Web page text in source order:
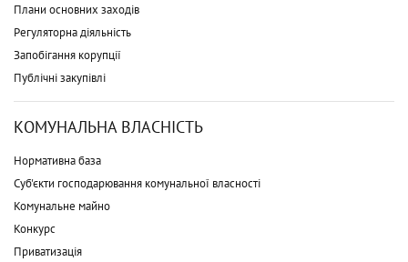
Плани основних заходів
Регуляторна діяльність
Запобігання корупції
Публічні закупівлі
КОМУНАЛЬНА ВЛАСНІСТЬ
Нормативна база
Суб'єкти господарювання комунальної власності
Комунальне майно
Конкурс
Приватизація